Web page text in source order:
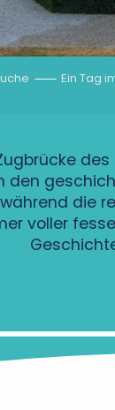
Ein Tag
den
während
voller